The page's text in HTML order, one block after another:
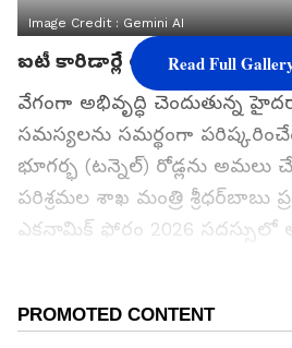
Image Credit :Gemini AI
ఐటీ కారిడార్లే లక్ష్యంగా..
వేగంగా అభివృద్ధి చెందుతున్న
సమస్యలను సమర్థంగా
భూగర్భ (టన్నెల్) రోడ్లను అమలు
పరిశ్రమల శాఖ మంత్రి శ్రీధర్‌బాబు
ఎకనామిక్ ఫోరం 2026
చేయడమే లక్ష్యంగా పెట్టుకుంది.
Read Full